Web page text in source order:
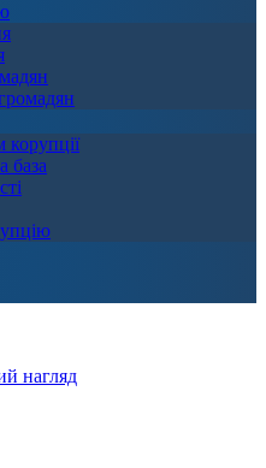
корупції
база
нагляд